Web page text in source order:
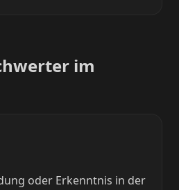
im
oder Erkenntnis in der